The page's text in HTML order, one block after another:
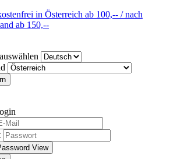
in Österreich ab 100,-- / nach
ab 150,--
View